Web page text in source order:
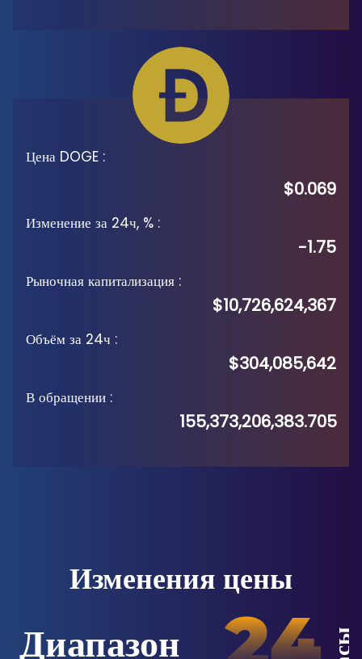
Цена DOGE :
$0.069
Изменение за 24ч, % :
-1.75
Рыночная капитализация :
$10,726,624,367
Объём за 24ч :
$304,085,642
В обращении :
155,373,206,383.705
Изменения цены
Диапазон